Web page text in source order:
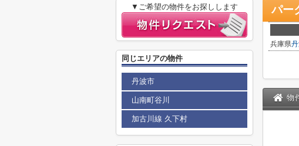
パー
兵庫県
物
▼ご希望の物件をお探しします
同じエリアの物件
丹波市
山南町谷川
加古川線 久下村